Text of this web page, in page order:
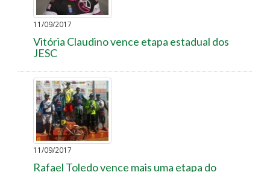
11/09/2017
Vitória Claudino vence etapa estadual dos
JESC
11/09/2017
Rafael Toledo vence mais uma etapa do